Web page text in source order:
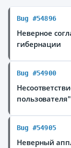
Bug #54896
Неверное
гибернации
Bug #54900
Bug #54905
Неверный